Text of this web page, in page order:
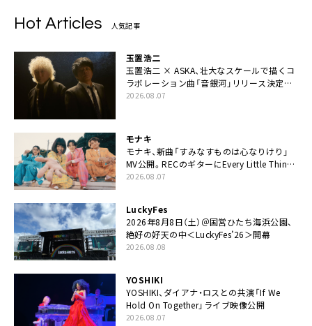
Hot Articles 人気記事
玉置浩二
玉置浩二 × ASKA、壮大なスケールで描くコ
ラボレーション曲「音銀河」リリース決定。
カップリングには新曲「命の宿り」収録も
2026.08.07
モナキ
モナキ、新曲「すみなすものは心なりけり」
MV公開。RECのギターにEvery Little Thing・
伊藤一朗参加も
2026.08.07
LuckyFes
2026年8月8日（土）＠国営ひたち海浜公園、
絶好の好天の中＜LuckyFes’26＞開幕
2026.08.08
YOSHIKI
YOSHIKI、ダイアナ・ロスとの共演「If We
Hold On Together」ライブ映像公開
2026.08.07